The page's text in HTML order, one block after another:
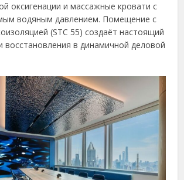
оксигенации и массажные кровати с
водяным давлением. Помещение с
(STC 55) создаёт настоящий
восстановления в динамичной деловой